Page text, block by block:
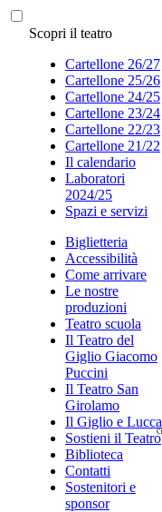
Scopri il teatro
Cartellone 26/27
Cartellone 25/26
Cartellone 24/25
Cartellone 23/24
Cartellone 22/23
Cartellone 21/22
Il calendario
Laboratori
2024/25
Spazi e servizi
Biglietteria
Accessibilità
Come arrivare
Le nostre
produzioni
Teatro scuola
Il Teatro del
Giglio Giacomo
Puccini
Il Teatro San
Girolamo
Il Giglio e Lucca
Sostieni il Teatro
Biblioteca
Contatti
Sostenitori e
sponsor